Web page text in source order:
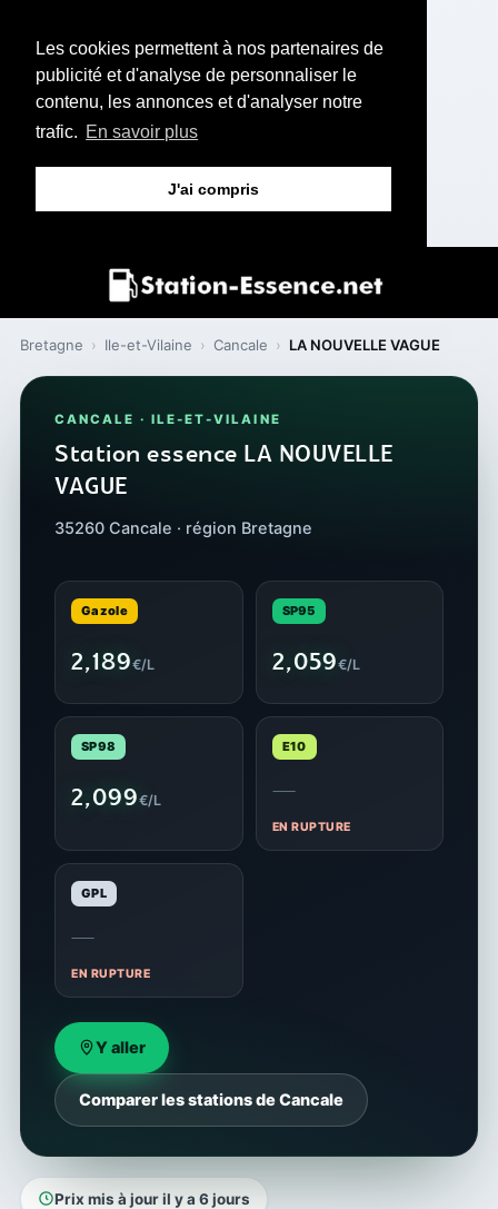
Les cookies permettent à nos partenaires de
publicité et d'analyse de personnaliser le
contenu, les annonces et d'analyser notre
trafic. En savoir plus
J'ai compris
Bretagne › Ile-et-Vilaine › Cancale › LA NOUVELLE VAGUE
CANCALE · ILE-ET-VILAINE
Station essence LA NOUVELLE
VAGUE
35260 Cancale · région Bretagne
Gazole
2,189€/L
SP95
2,059€/L
SP98
2,099€/L
E10
—
EN RUPTURE
GPL
—
EN RUPTURE
Y aller
Comparer les stations de Cancale
Prix mis à jour il y a 6 jours